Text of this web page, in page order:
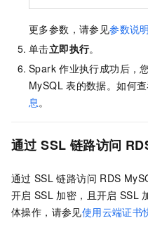
更多参数，请参见参数说明
单击立即执行。
Spark 作业执行成功后，
MySQL 表的数据。如何
息。
通过 SSL 链路访问
通过 SSL 链路访问 RDS
开启 SSL 加密，且开启 SSL
体操作，请参见使用云端证书